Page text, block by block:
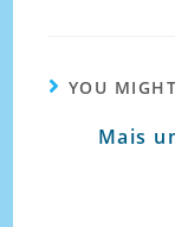
YOU
Mais